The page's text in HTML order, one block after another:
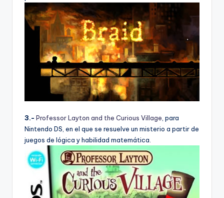
3.- Professor Layton and the Curious Village , para
Nintendo DS, en el que se resuelve un misterio a partir de
juegos de lógica y habilidad matemática.